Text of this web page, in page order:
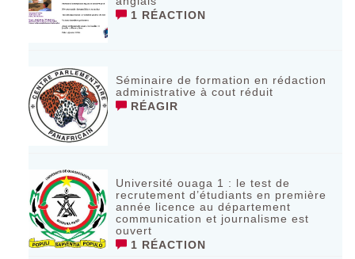
1 RÉACTION
Séminaire de formation en rédaction
administrative à cout réduit
RÉAGIR
Université ouaga 1 : le test de
recrutement d’étudiants en première
année licence au département
communication et journalisme est
ouvert
1 RÉACTION